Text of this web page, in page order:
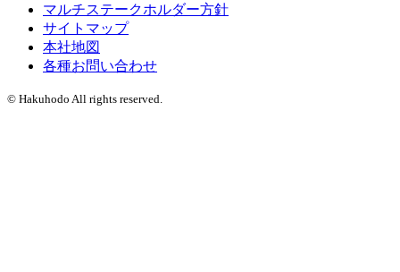
マルチステークホルダー方針
サイトマップ
本社地図
各種お問い合わせ
© Hakuhodo All rights reserved.